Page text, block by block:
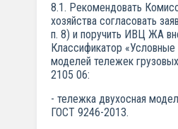
8.1. Рекомендовать
хозяйства согласовать
п. 8) и поручить ИВЦ ЖА
Классификатор «Условные
моделей тележек
2105 06:
- тележка двухосная
ГОСТ 9246-2013.